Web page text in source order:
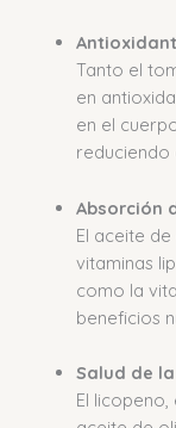
Tanto el
en
en el
reduciendo
Absorción
El aceite
vitaminas
como la
beneficios
Salud de
El